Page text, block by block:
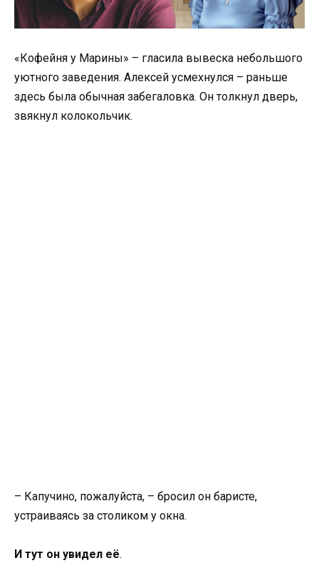
«Кофейня у Марины» – гласила вывеска небольшого
уютного заведения. Алексей усмехнулся – раньше
здесь была обычная забегаловка. Он толкнул дверь,
звякнул колокольчик.
– Капучино, пожалуйста, – бросил он баристе,
устраиваясь за столиком у окна.
И тут он увидел её.